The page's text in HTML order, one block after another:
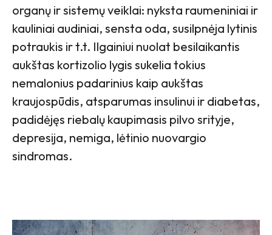
organų ir sistemų veiklai: nyksta raumeniniai ir
kauliniai audiniai, sensta oda, susilpnėja lytinis
potraukis ir t.t. Ilgainiui nuolat besilaikantis
aukštas kortizolio lygis sukelia tokius
nemalonius padarinius kaip aukštas
kraujospūdis, atsparumas insulinui ir diabetas,
padidėjęs riebalų kaupimasis pilvo srityje,
depresija, nemiga, lėtinio nuovargio
sindromas.